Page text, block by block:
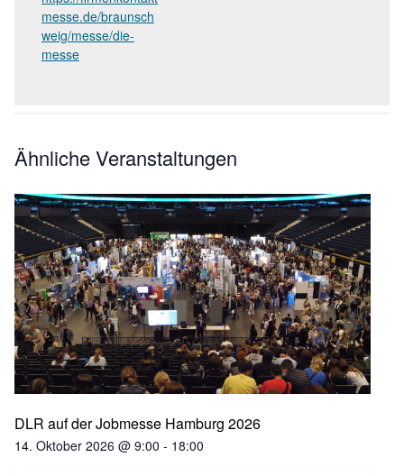
messe.de/braunsch
weig/messe/die-
messe
Ähnliche Veranstaltungen
DLR auf der Jobmesse Hamburg 2026
14. Oktober 2026 @ 9:00 - 18:00